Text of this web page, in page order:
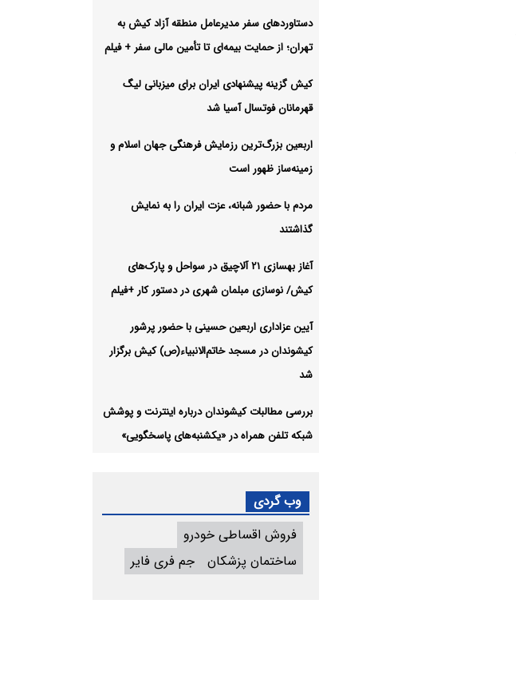
دستاوردهای سفر مدیرعامل منطقه آزاد کیش به
تهران؛ از حمایت بیمه‌ای تا تأمین مالی سفر + فیلم
کیش گزینه پیشنهادی ایران برای میزبانی لیگ
قهرمانان فوتسال آسیا شد
اربعین بزرگ‌ترین رزمایش فرهنگی جهان اسلام و
زمینه‌ساز ظهور است
مردم با حضور شبانه، عزت ایران را به نمایش
گذاشتند
آغاز بهسازی ۲۱ آلاچیق در سواحل و پارک‌های
کیش/ نوسازی مبلمان شهری در دستور کار +فیلم
آیین عزاداری اربعین حسینی با حضور پرشور
کیشوندان در مسجد خاتم‌الانبیاء(ص) کیش برگزار
شد
بررسی مطالبات کیشوندان درباره اینترنت و پوشش
شبکه تلفن همراه در «یکشنبه‌های پاسخگویی»
وب گردی
فروش اقساطی خودرو
ساختمان پزشکان
جم فری فایر